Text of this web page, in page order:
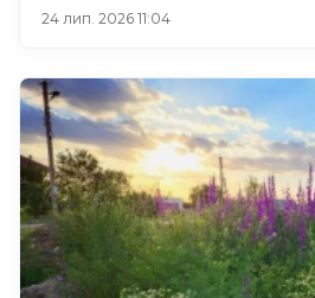
24 лип. 2026 11:04